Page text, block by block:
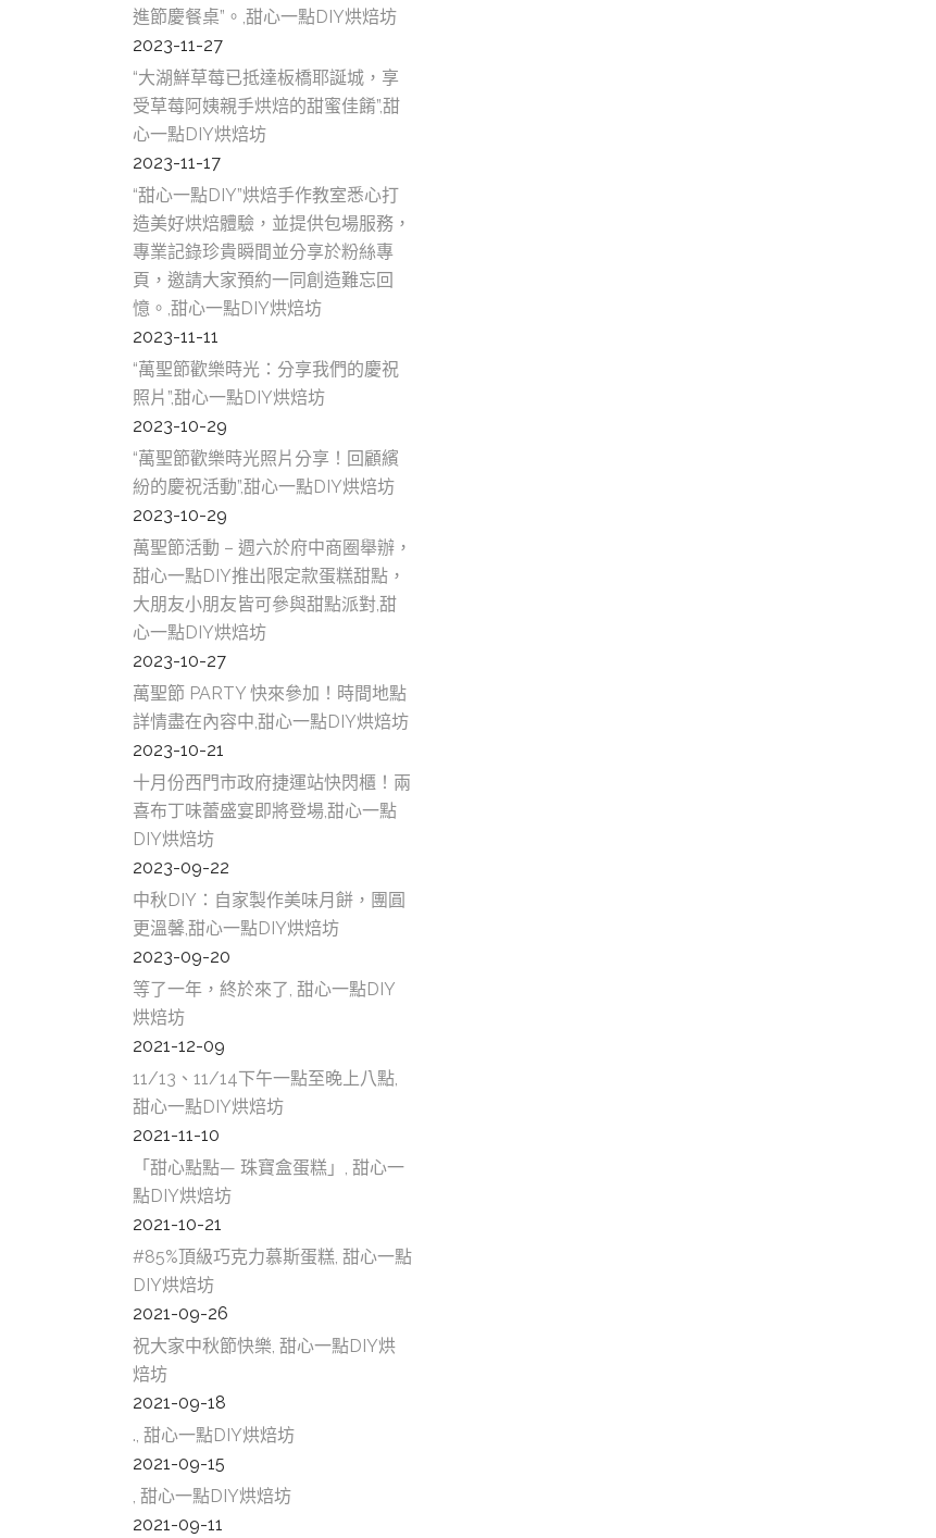
進節慶餐桌”。,甜心一點DIY烘焙坊
2023-11-27
“大湖鮮草莓已抵達板橋耶誕城，享
受草莓阿姨親手烘焙的甜蜜佳餚”,甜
心一點DIY烘焙坊
2023-11-17
“甜心一點DIY”烘焙手作教室悉心打
造美好烘焙體驗，並提供包場服務，
專業記錄珍貴瞬間並分享於粉絲專
頁，邀請大家預約一同創造難忘回
憶。,甜心一點DIY烘焙坊
2023-11-11
“萬聖節歡樂時光：分享我們的慶祝
照片”,甜心一點DIY烘焙坊
2023-10-29
“萬聖節歡樂時光照片分享！回顧繽
紛的慶祝活動”,甜心一點DIY烘焙坊
2023-10-29
萬聖節活動 – 週六於府中商圈舉辦，
甜心一點DIY推出限定款蛋糕甜點，
大朋友小朋友皆可參與甜點派對,甜
心一點DIY烘焙坊
2023-10-27
萬聖節 PARTY 快來參加！時間地點
詳情盡在內容中,甜心一點DIY烘焙坊
2023-10-21
十月份西門市政府捷運站快閃櫃！兩
喜布丁味蕾盛宴即將登場,甜心一點
DIY烘焙坊
2023-09-22
中秋DIY：自家製作美味月餅，團圓
更溫馨,甜心一點DIY烘焙坊
2023-09-20
等了一年，終於來了, 甜心一點DIY
烘焙坊
2021-12-09
11/13、11/14下午一點至晚上八點,
甜心一點DIY烘焙坊
2021-11-10
「甜心點點— 珠寶盒蛋糕」, 甜心一
點DIY烘焙坊
2021-10-21
#85%頂級巧克力慕斯蛋糕, 甜心一點
DIY烘焙坊
2021-09-26
祝大家中秋節快樂, 甜心一點DIY烘
焙坊
2021-09-18
., 甜心一點DIY烘焙坊
2021-09-15
, 甜心一點DIY烘焙坊
2021-09-11